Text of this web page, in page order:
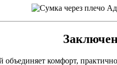
комфорт,